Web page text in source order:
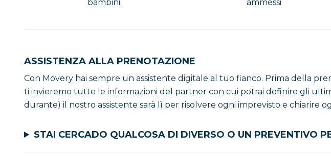
bambini
ammessi
ASSISTENZA ALLA PRENOTAZIONE
Con Movery hai sempre un assistente digitale al tuo fianco. Prima della
ti invieremo tutte le informazioni del partner con cui potrai definire gli
durante) il nostro assistente sarà lì per risolvere ogni imprevisto e chiarire
STAI CERCADO QUALCOSA DI DIVERSO O UN PREVENTIVO